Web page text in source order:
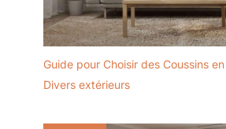
Guide pour Choisir des Coussins
Divers extérieurs